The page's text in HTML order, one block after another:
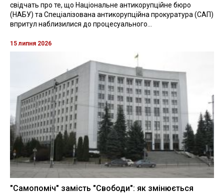
свідчать про те, що Національне антикорупційне бюро
(НАБУ) та Спеціалізована антикорупційна прокуратура (САП)
впритул наблизилися до процесуального...
15 липня 2026
"Самопоміч" замість "Свободи": як змінюється